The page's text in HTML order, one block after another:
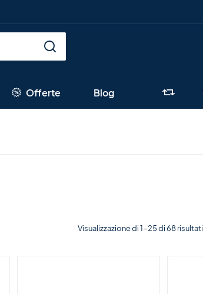
Offerte Blog
Visualizzazione di 1-25 di 68 risultati